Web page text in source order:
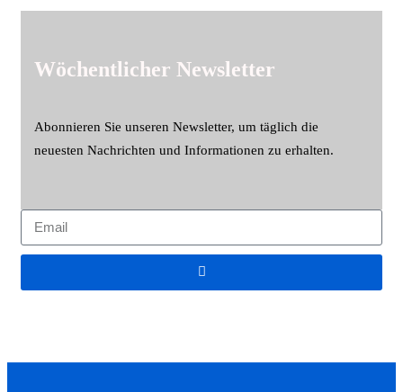
Wöchentlicher Newsletter
Abonnieren Sie unseren Newsletter, um täglich die
neuesten Nachrichten und Informationen zu erhalten.